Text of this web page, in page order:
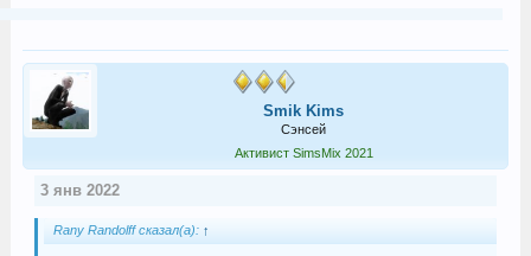
Smik Kims
Сэнсей
Активист SimsMix 2021
3 янв 2022
Rany Randolff сказал(а): ↑